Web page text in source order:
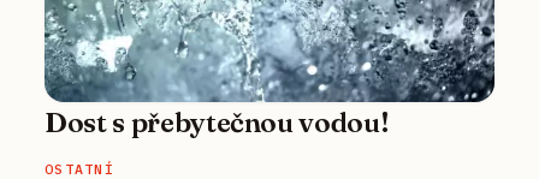
Dost s přebytečnou vodou!
OSTATNÍ